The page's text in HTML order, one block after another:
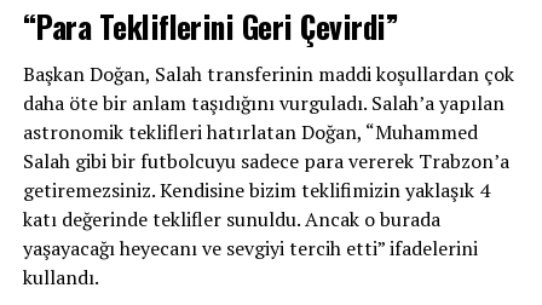
“Para Tekliflerini Geri Çevirdi”
Başkan Doğan, Salah transferinin maddi koşullardan çok
daha öte bir anlam taşıdığını vurguladı. Salah’a yapılan
astronomik teklifleri hatırlatan Doğan, “Muhammed
Salah gibi bir futbolcuyu sadece para vererek Trabzon’a
getiremezsiniz. Kendisine bizim teklifimizin yaklaşık 4
katı değerinde teklifler sunuldu. Ancak o burada
yaşayacağı heyecanı ve sevgiyi tercih etti” ifadelerini
kullandı.